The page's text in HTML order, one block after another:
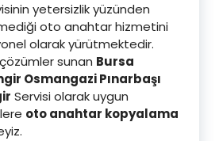
yetersizlik yüzünden
oto anahtar hizmetini
olarak yürütmektedir.
sunan Bursa
Osmangazi Pınarbaşı
r Servisi olarak uygun
oto anahtar kopyalama